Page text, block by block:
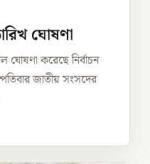
ঘোষণা
ঘোষণা করেছে নির্বাচন
জাতীয় সংসদের